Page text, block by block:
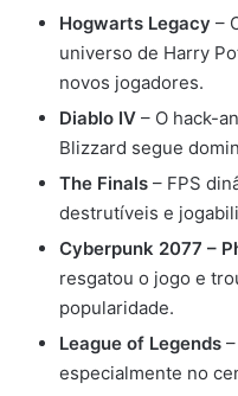
Hogwarts Legacy –
universo de Harry
novos jogadores.
Diablo IV – O hack-
Blizzard segue
The Finals – FPS
destrutíveis e
Cyberpunk 2077 –
resgatou o jogo e
popularidade.
League of Legends
especialmente no